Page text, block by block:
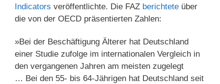
Indicators veröffentlichte. Die FAZ berichtete über
die von der OECD präsentierten Zahlen:
»Bei der Beschäftigung Älterer hat Deutschland
einer Studie zufolge im internationalen Vergleich in
den vergangenen Jahren am meisten zugelegt
… Bei den 55- bis 64-Jährigen hat Deutschland seit